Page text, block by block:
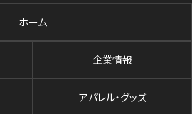
ホーム
企業情報
アパレル・グッズ